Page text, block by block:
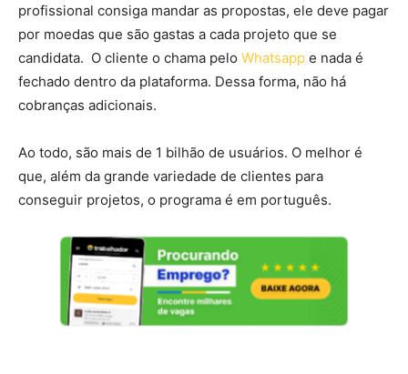
profissional consiga mandar as propostas, ele deve pagar
por moedas que são gastas a cada projeto que se
candidata. O cliente o chama pelo Whatsapp e nada é
fechado dentro da plataforma. Dessa forma, não há
cobranças adicionais.
Ao todo, são mais de 1 bilhão de usuários. O melhor é
que, além da grande variedade de clientes para
conseguir projetos, o programa é em português.